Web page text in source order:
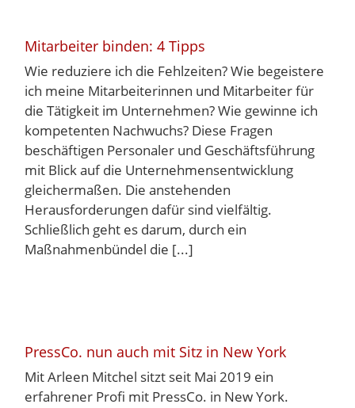
Mitarbeiter binden: 4 Tipps
Wie reduziere ich die Fehlzeiten? Wie begeistere
ich meine Mitarbeiterinnen und Mitarbeiter für
die Tätigkeit im Unternehmen? Wie gewinne ich
kompetenten Nachwuchs? Diese Fragen
beschäftigen Personaler und Geschäftsführung
mit Blick auf die Unternehmensentwicklung
gleichermaßen. Die anstehenden
Herausforderungen dafür sind vielfältig.
Schließlich geht es darum, durch ein
Maßnahmenbündel die [...]
PressCo. nun auch mit Sitz in New York
Mit Arleen Mitchel sitzt seit Mai 2019 ein
erfahrener Profi mit PressCo. in New York.